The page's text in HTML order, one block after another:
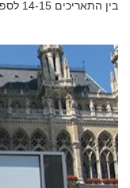
בין התאריכים 14-15 לספטמבר 2013...